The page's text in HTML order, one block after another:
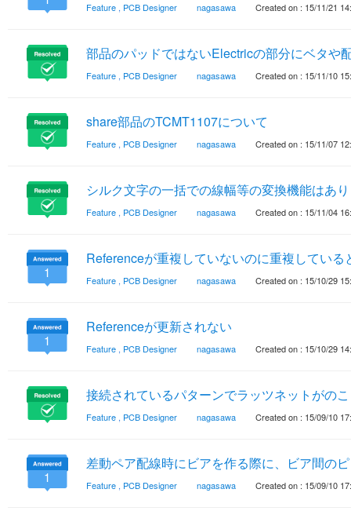
Feature , PCB Designer nagasawa Created on : 15/11/21
部品のパッドではないElectricの部分にベタや
Feature , PCB Designer nagasawa Created on : 15/11/10
share部品のTCMT1107について
Feature , PCB Designer nagasawa Created on : 15/11/07
シルク文字の一括での線幅等の変換機能はあ
Feature , PCB Designer nagasawa Created on : 15/11/04
1
Referenceが重複していないのに重複している
Feature , PCB Designer nagasawa Created on : 15/10/29
1
Referenceが更新されない
Feature , PCB Designer nagasawa Created on : 15/10/29
接続されているパターンでラッツネットがの
Feature , PCB Designer nagasawa Created on : 15/09/10
1
差動ペア配線時にビアを作る際に、ビア間の
Feature , PCB Designer nagasawa Created on : 15/09/10